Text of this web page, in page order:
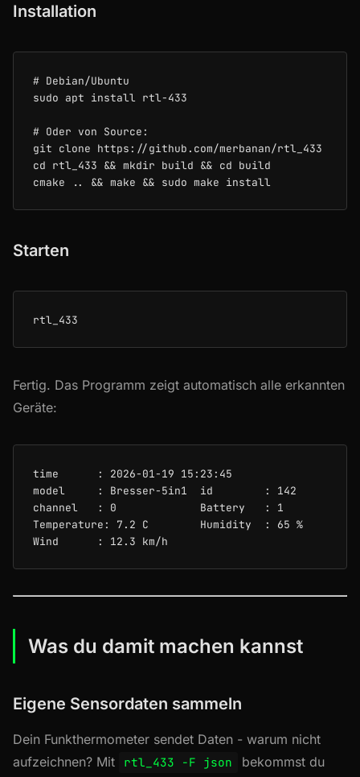
Installation
# Debian/Ubuntu
sudo apt install rtl-433
# Oder von Source:
git clone https://github.com/merbanan/rtl_433
cd rtl_433 && mkdir build && cd build
Starten
Fertig. Das Programm zeigt automatisch alle erkannten
Geräte:
time      : 2026-01-19 15:23:45
model     : Bresser-5in1  id        : 142
channel   : 0             Battery   : 1
Temperature: 7.2 C        Humidity  : 65 %
Was du damit machen kannst
Eigene Sensordaten sammeln
Dein Funkthermometer sendet Daten - warum nicht
aufzeichnen? Mit
rtl_433 -F json
bekommst du